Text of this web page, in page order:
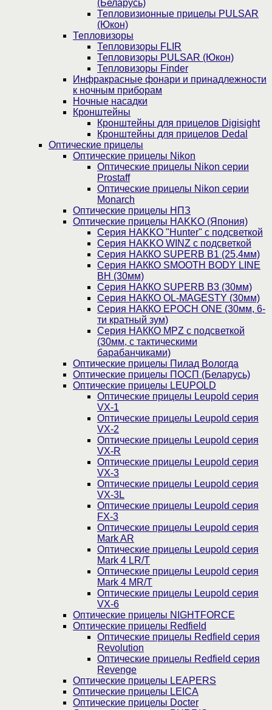
(Беларусь)
Тепловизионные прицелы PULSAR
(Юкон)
Тепловизоры
Тепловизоры FLIR
Тепловизоры PULSAR (Юкон)
Тепловизоры Finder
Инфракрасные фонари и принадлежности
к ночным приборам
Ночные насадки
Кронштейны
Кронштейны для прицелов Digisight
Кронштейны для прицелов Dedal
Оптические прицелы
Оптические прицелы Nikon
Оптические прицелы Nikon серии
Prostaff
Оптические прицелы Nikon серии
Monarch
Оптические прицелы НПЗ
Оптические прицелы HAKKO (Япония)
Cерия HAKKO "Hunter" с подсветкой
Серия НAKKO WINZ с подсветкой
Серия НАККО SUPERB B1 (25,4мм)
Серия НАККО SMOOTH BODY LINE
BH (30мм)
Серия НАККО SUPERB B3 (30мм)
Серия НАККО OL-MAGESTY (30мм)
Серия НАККО EPOCH ONE (30мм, 6-
ти кратный зум)
Серия НАККО MPZ с подсветкой
(30мм, c тактическими
барабанчиками)
Оптические прицелы Пилад Вологда
Оптические прицелы ПОСП (Беларусь)
Оптические прицелы LEUPOLD
Оптические прицелы Leupold серия
VX-1
Оптические прицелы Leupold серия
VX-2
Оптические прицелы Leupold серия
VX-R
Оптические прицелы Leupold серия
VX-3
Оптические прицелы Leupold серия
VX-3L
Оптические прицелы Leupold серия
FX-3
Оптические прицелы Leupold серия
Mark AR
Оптические прицелы Leupold серия
Mark 4 LR/T
Оптические прицелы Leupold серия
Mark 4 MR/T
Оптические прицелы Leupold серия
VX-6
Оптические прицелы NIGHTFORCE
Оптические прицелы Redfield
Оптические прицелы Redfield серия
Revolution
Оптические прицелы Redfield серия
Revenge
Оптические прицелы LEAPERS
Оптические прицелы LEICA
Оптические прицелы Docter